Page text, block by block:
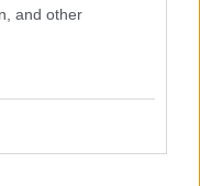
and other